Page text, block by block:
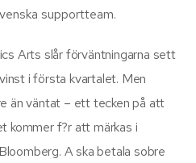
supportteam.
Arts slår förväntningarna sett
i första kvartalet. Men
än väntat – ett tecken på att
kommer f?r att märkas i
A ska betala sobre